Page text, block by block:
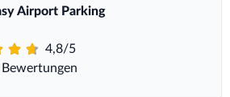
Airport Parking
4,8/5